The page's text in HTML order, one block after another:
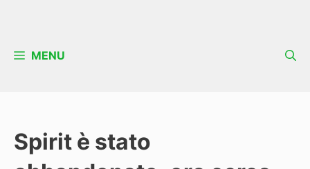
MENU
Spirit è stato